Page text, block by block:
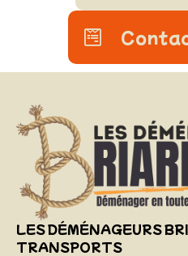
LES DÉMÉNAGEURS
TRANSPORTS